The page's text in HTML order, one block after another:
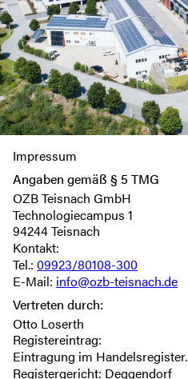
Impressum
Angaben gemäß § 5 TMG
OZB Teisnach GmbH
Technologiecampus 1
94244 Teisnach
Kontakt:
Tel.: 09923/80108-300
E-Mail: info@ozb-teisnach.de
Vertreten durch:
Otto Loserth
Registereintrag:
Eintragung im Handelsregister.
Registergericht: Deggendorf